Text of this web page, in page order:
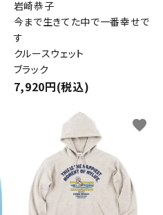
岩崎恭子
今まで生きてた中で一番幸せで
す
クルースウェット
ブラック
7,920円(税込)
favorite